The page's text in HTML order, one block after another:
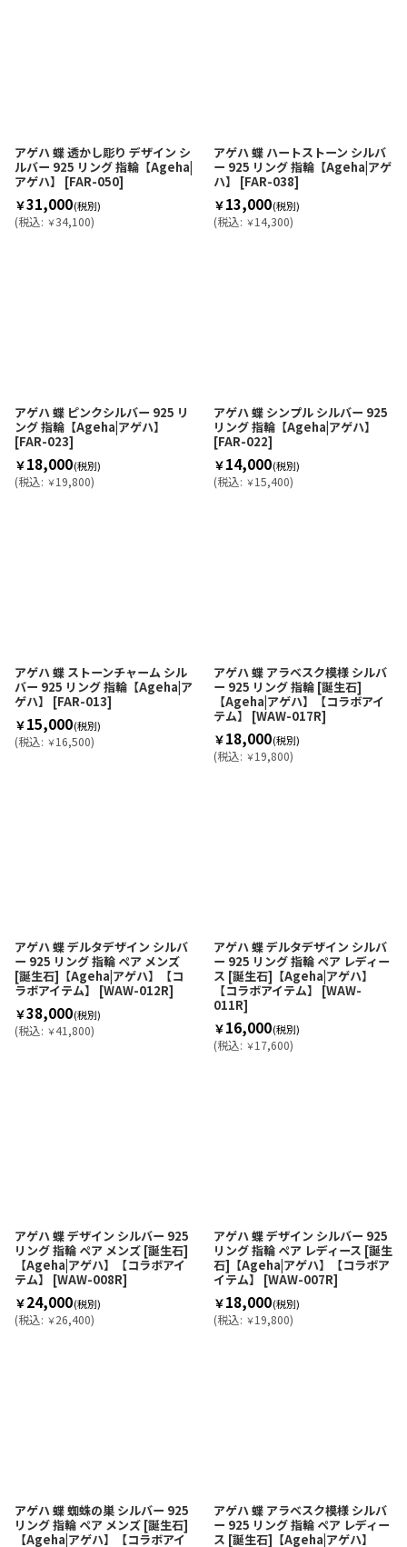
アゲハ 蝶 透かし彫り デザイン シ
ルバー 925 リング 指輪【Ageha|
アゲハ】
[FAR-050]
￥31,000(税別)
(税込: ￥34,100)
アゲハ 蝶 ハートストーン シルバ
ー 925 リング 指輪【Ageha|アゲ
ハ】
[FAR-038]
￥13,000(税別)
(税込: ￥14,300)
アゲハ 蝶 ピンクシルバー 925 リ
ング 指輪【Ageha|アゲハ】
[FAR-023]
￥18,000(税別)
(税込: ￥19,800)
アゲハ 蝶 シンプル シルバー 925
リング 指輪【Ageha|アゲハ】
[FAR-022]
￥14,000(税別)
(税込: ￥15,400)
アゲハ 蝶 ストーンチャーム シル
バー 925 リング 指輪【Ageha|ア
ゲハ】
[FAR-013]
￥15,000(税別)
(税込: ￥16,500)
アゲハ 蝶 アラベスク模様 シルバ
ー 925 リング 指輪 [誕生石]
【Ageha|アゲハ】【コラボアイ
テム】
[WAW-017R]
￥18,000(税別)
(税込: ￥19,800)
アゲハ 蝶 デルタデザイン シルバ
ー 925 リング 指輪 ペア メンズ
[誕生石]【Ageha|アゲハ】【コ
ラボアイテム】
[WAW-012R]
￥38,000(税別)
(税込: ￥41,800)
アゲハ 蝶 デルタデザイン シルバ
ー 925 リング 指輪 ペア レディー
ス [誕生石]【Ageha|アゲハ】
【コラボアイテム】
[WAW-
011R]
￥16,000(税別)
(税込: ￥17,600)
アゲハ 蝶 デザイン シルバー 925
リング 指輪 ペア メンズ [誕生石]
【Ageha|アゲハ】【コラボアイ
テム】
[WAW-008R]
￥24,000(税別)
(税込: ￥26,400)
アゲハ 蝶 デザイン シルバー 925
リング 指輪 ペア レディース [誕生
石]【Ageha|アゲハ】【コラボア
イテム】
[WAW-007R]
￥18,000(税別)
(税込: ￥19,800)
アゲハ 蝶 蜘蛛の巣 シルバー 925
リング 指輪 ペア メンズ [誕生石]
【Ageha|アゲハ】【コラボアイ
アゲハ 蝶 アラベスク模様 シルバ
ー 925 リング 指輪 ペア レディー
ス [誕生石]【Ageha|アゲハ】